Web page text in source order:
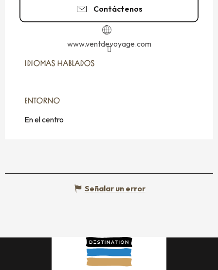
Contáctenos
www.ventdevoyage.com
IDIOMAS HABLADOS
IDIOMAS HABLADOS
ENTORNO
ENTORNO
En el centro
Señalar un error